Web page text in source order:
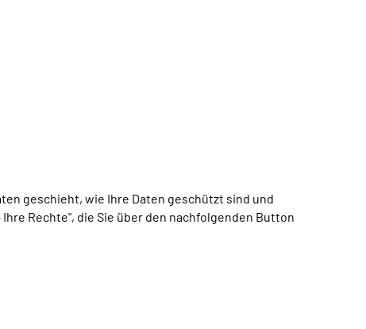
geschieht, wie Ihre Daten geschützt sind und
Rechte", die Sie über den nachfolgenden Button